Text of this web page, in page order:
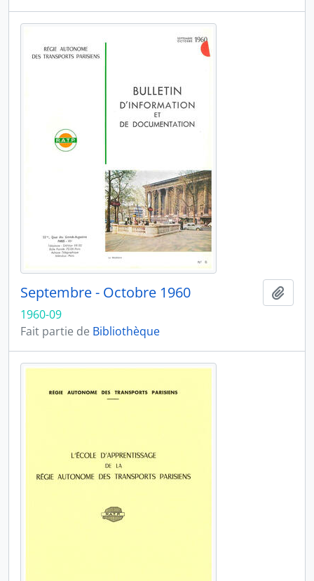
Septembre - Octobre 1960
1960-09
Fait partie de Bibliothèque